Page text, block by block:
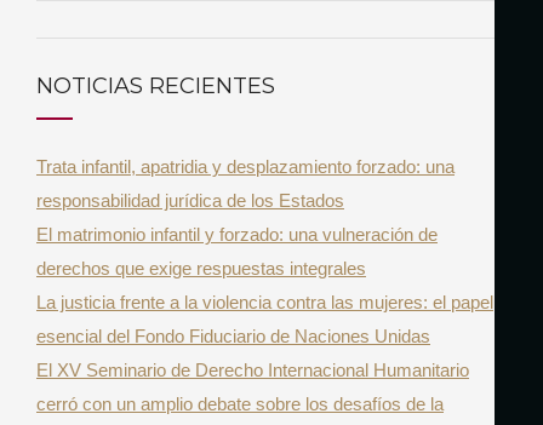
c
f
o
r
:
NOTICIAS RECIENTES
Trata infantil, apatridia y desplazamiento forzado: una
responsabilidad jurídica de los Estados
El matrimonio infantil y forzado: una vulneración de
derechos que exige respuestas integrales
La justicia frente a la violencia contra las mujeres: el papel
esencial del Fondo Fiduciario de Naciones Unidas
El XV Seminario de Derecho Internacional Humanitario
cerró con un amplio debate sobre los desafíos de la